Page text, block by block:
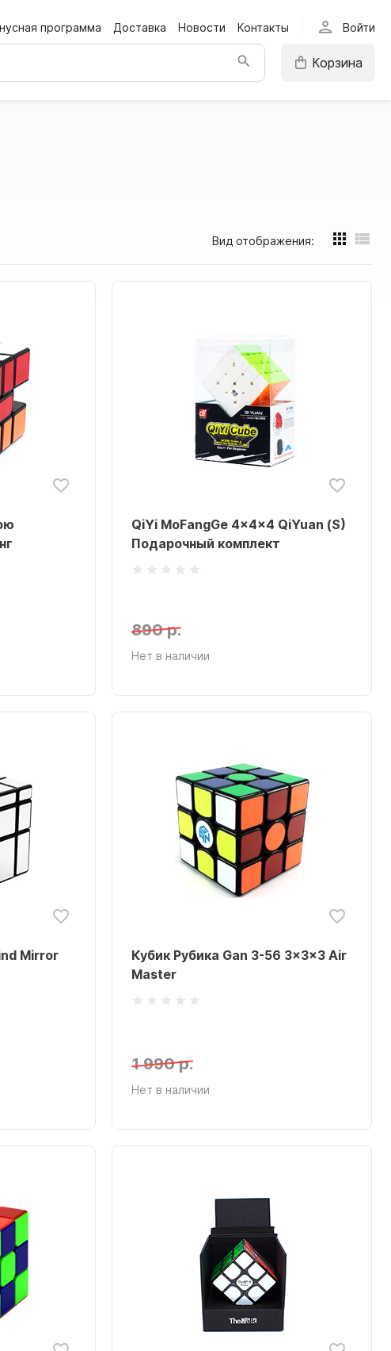
программа Доставка Новости Контакты person Войти
Корзина
Вид отображения:
QiYi MoFangGe 4x4x4 QiYuan (S)
Подарочный комплект
890 р.
Нет в наличии
Mirror
Кубик Рубика Gan 3-56 3x3x3 Air
Master
1 990 р.
Нет в наличии